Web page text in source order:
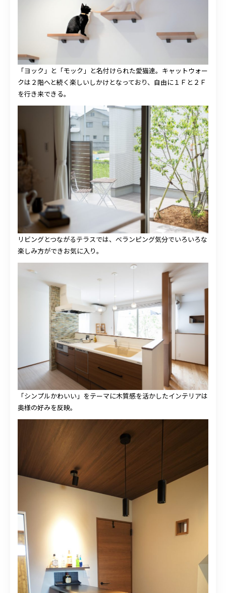
「ヨック」と「モック」と名付けられた愛猫達。キャットウォー
クは２階へと続く楽しいしかけとなっており、自由に１Ｆと２Ｆ
を行き来できる。
リビングとつながるテラスでは、べランピング気分でいろいろな
楽しみ方ができお気に入り。
「シンプルかわいい」をテーマに木質感を活かしたインテリアは
奥様の好みを反映。